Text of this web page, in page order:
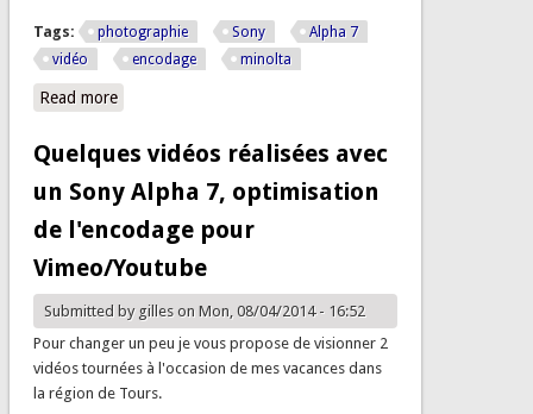
Tags: photographie Sony
Alpha 7
vidéo
encodage minolta
Read moreabout Rencontres photographie Arles 2014
Quelques vidéos réalisées avec
un Sony Alpha 7, optimisation
de l'encodage pour
Vimeo/Youtube
Submitted by gilleson Mon, 08/04/2014 - 16:52
Pour changer un peu je vous propose de visionner 2
vidéos tournées à l'occasion de mes vacances dans
la région de Tours.